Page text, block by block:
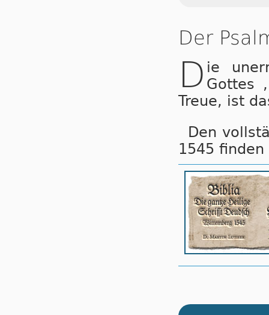
Der
D ie
Got­tes
Treue, ist
Den
1545 finden